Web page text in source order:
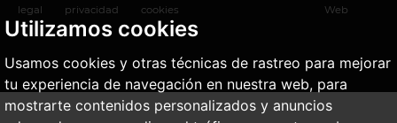
Utilizamos cookies
Usamos cookies y otras técnicas de rastreo para mejorar
tu experiencia de navegación en nuestra web, para
mostrarte contenidos personalizados y anuncios
legal
privacidad
cookies
Web